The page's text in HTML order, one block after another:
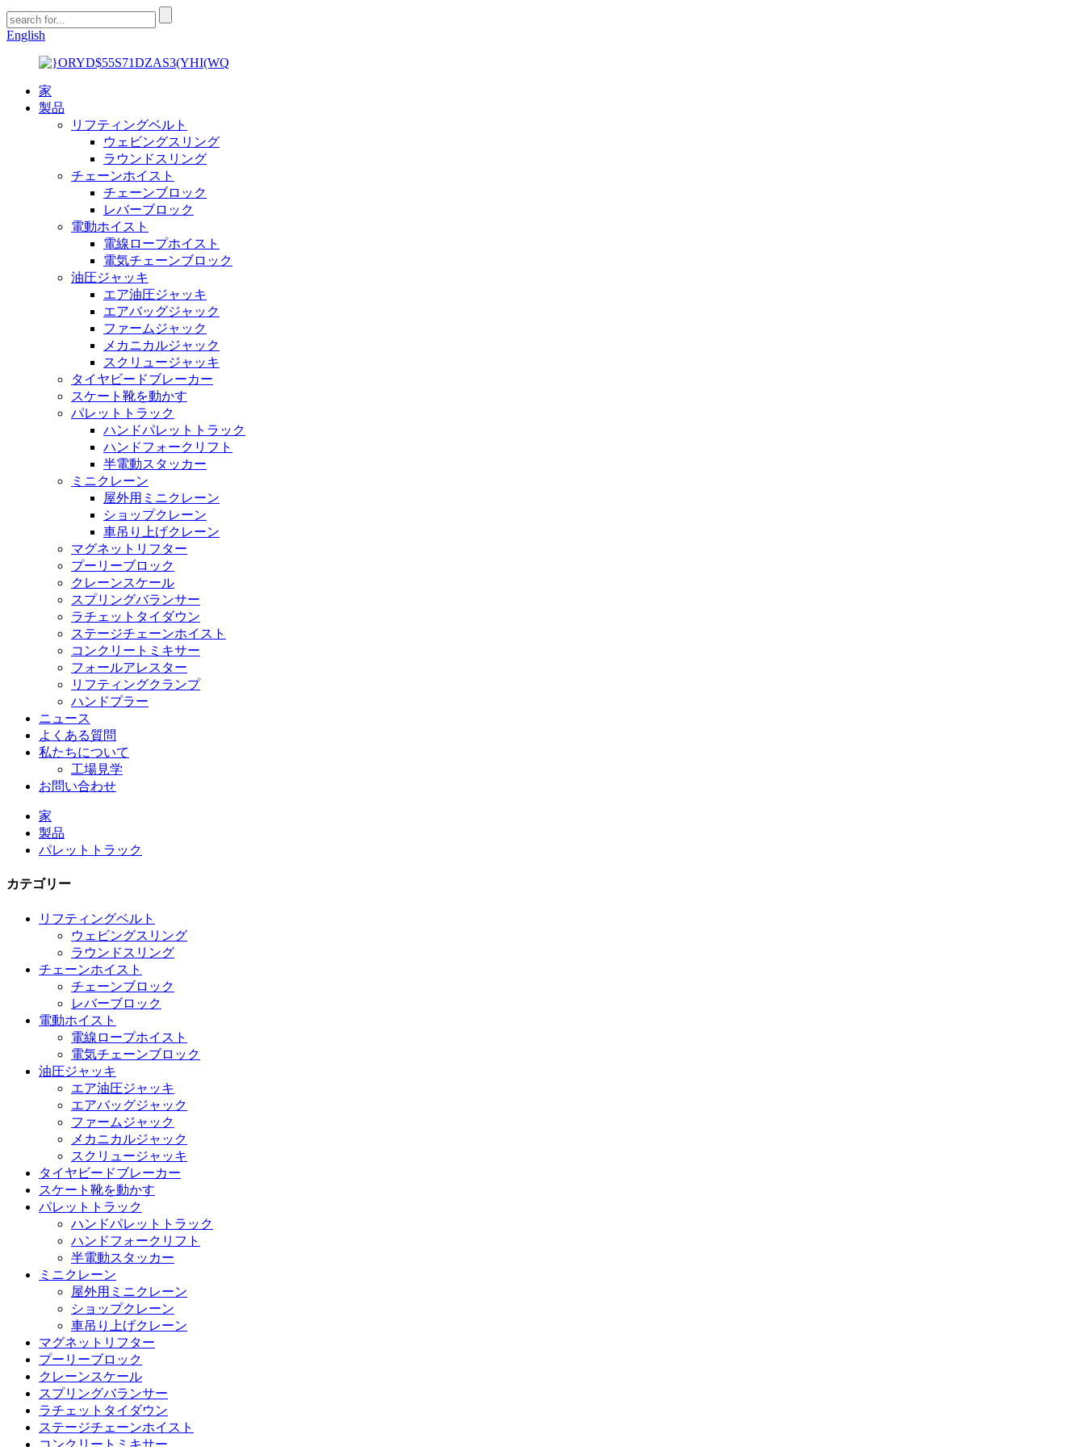
English
家
製品
リフティングベルト
ウェビングスリング
ラウンドスリング
チェーンホイスト
チェーンブロック
レバーブロック
電動ホイスト
電線ロープホイスト
電気チェーンブロック
油圧ジャッキ
エア油圧ジャッキ
エアバッグジャック
ファームジャック
メカニカルジャック
スクリュージャッキ
タイヤビードブレーカー
スケート靴を動かす
パレットトラック
ハンドパレットトラック
ハンドフォークリフト
半電動スタッカー
ミニクレーン
屋外用ミニクレーン
ショップクレーン
車吊り上げクレーン
マグネットリフター
プーリーブロック
クレーンスケール
スプリングバランサー
ラチェットタイダウン
ステージチェーンホイスト
コンクリートミキサー
フォールアレスター
リフティングクランプ
ハンドプラー
ニュース
よくある質問
私たちについて
工場見学
お問い合わせ
家
製品
パレットトラック
カテゴリー
リフティングベルト
ウェビングスリング
ラウンドスリング
チェーンホイスト
チェーンブロック
レバーブロック
電動ホイスト
電線ロープホイスト
電気チェーンブロック
油圧ジャッキ
エア油圧ジャッキ
エアバッグジャック
ファームジャック
メカニカルジャック
スクリュージャッキ
タイヤビードブレーカー
スケート靴を動かす
パレットトラック
ハンドパレットトラック
ハンドフォークリフト
半電動スタッカー
ミニクレーン
屋外用ミニクレーン
ショップクレーン
車吊り上げクレーン
マグネットリフター
プーリーブロック
クレーンスケール
スプリングバランサー
ラチェットタイダウン
ステージチェーンホイスト
コンクリートミキサー